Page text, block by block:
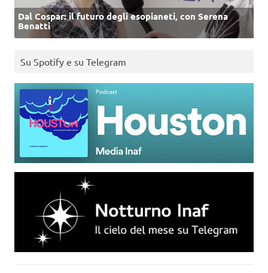
Dal Cospar: il futuro degli esopianeti, con Serena
Benatti
Su Spotify e su Telegram